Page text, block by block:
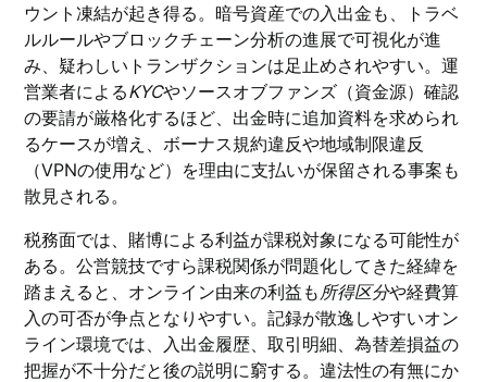
ウント凍結が起き得る。暗号資産での入出金も、トラベ
ルルールやブロックチェーン分析の進展で可視化が進
み、疑わしいトランザクションは足止めされやすい。運
営業者によるKYCやソースオブファンズ（資金源）確認
の要請が厳格化するほど、出金時に追加資料を求められ
るケースが増え、ボーナス規約違反や地域制限違反
（VPNの使用など）を理由に支払いが保留される事案も
散見される。
税務面では、賭博による利益が課税対象になる可能性が
ある。公営競技ですら課税関係が問題化してきた経緯を
踏まえると、オンライン由来の利益も所得区分や経費算
入の可否が争点となりやすい。記録が散逸しやすいオン
ライン環境では、入出金履歴、取引明細、為替差損益の
把握が不十分だと後の説明に窮する。違法性の有無にか